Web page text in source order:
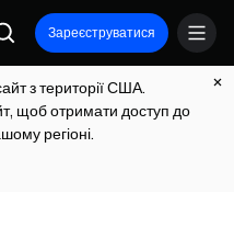
Зареєструватися
з території США.
щоб отримати доступ до
регіоні.